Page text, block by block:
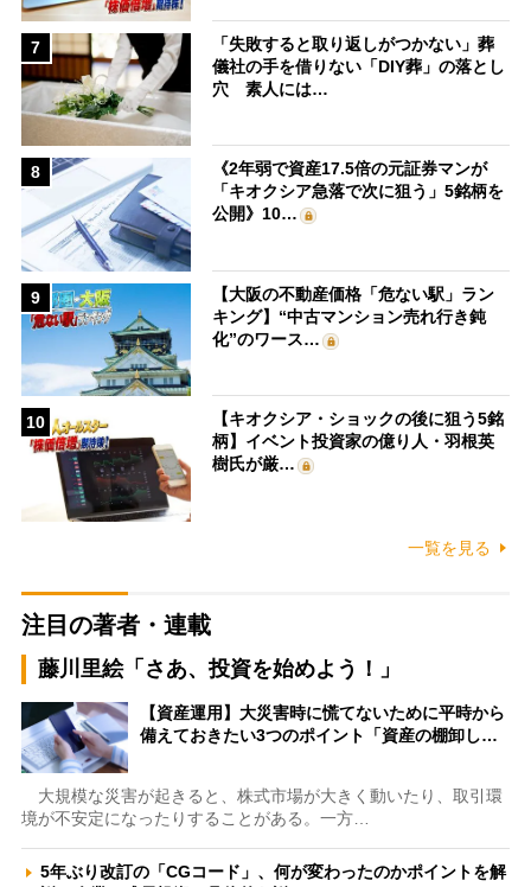
7
「失敗すると取り返しがつかない」葬
儀社の手を借りない「DIY葬」の落とし
穴 素人には…
8
《2年弱で資産17.5倍の元証券マンが
「キオクシア急落で次に狙う」5銘柄を
公開》10…
9
【大阪の不動産価格「危ない駅」ラン
キング】“中古マンション売れ行き鈍
化”のワース…
10
【キオクシア・ショックの後に狙う5銘
柄】イベント投資家の億り人・羽根英
樹氏が厳…
一覧を見る
注目の著者・連載
藤川里絵「さあ、投資を始めよう！」
【資産運用】大災害時に慌てないために平時から
備えておきたい3つのポイント「資産の棚卸し…
大規模な災害が起きると、株式市場が大きく動いたり、取引環
境が不安定になったりすることがある。一方…
5年ぶり改訂の「CGコード」、何が変わったのかポイントを解